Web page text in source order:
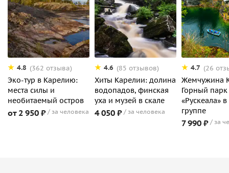
4.8 (362 отзыва)
Эко-тур в Карелию:
места силы и
необитаемый остров
от 2 950 ₽ за человека
4.6 (85 отзывов)
Хиты Карелии: долина
водопадов, финская
уха и музей в скале
4 050 ₽ за человека
4.7 (26
Жемчужина
Горный парк
«Рускеала»
группе
7 990 ₽ за